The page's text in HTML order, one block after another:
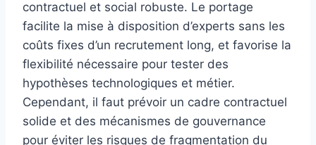
contractuel et social robuste. Le portage
facilite la mise à disposition d’experts sans les
coûts fixes d’un recrutement long, et favorise la
flexibilité nécessaire pour tester des
hypothèses technologiques et métier.
Cependant, il faut prévoir un cadre contractuel
solide et des mécanismes de gouvernance
pour éviter les risques de fragmentation du